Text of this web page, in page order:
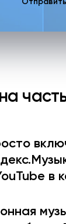
Отправить
в